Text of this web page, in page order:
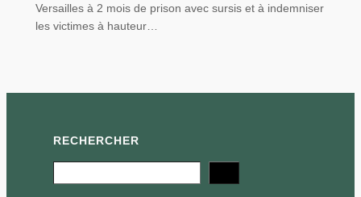
Versailles à 2 mois de prison avec sursis et à indemniser
les victimes à hauteur…
RECHERCHER